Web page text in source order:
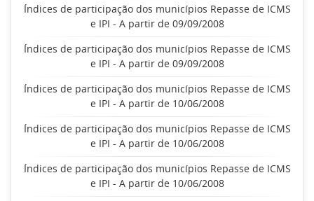
Índices de participação dos municípios Repasse de ICMS
e IPI - A partir de 09/09/2008
Índices de participação dos municípios Repasse de ICMS
e IPI - A partir de 09/09/2008
Índices de participação dos municípios Repasse de ICMS
e IPI - A partir de 10/06/2008
Índices de participação dos municípios Repasse de ICMS
e IPI - A partir de 10/06/2008
Índices de participação dos municípios Repasse de ICMS
e IPI - A partir de 10/06/2008